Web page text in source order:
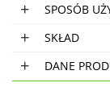
SPOSÓB
SKŁAD
DANE